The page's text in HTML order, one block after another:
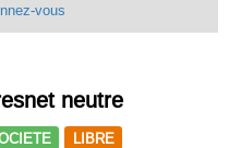
vous
neutre
LIBRE